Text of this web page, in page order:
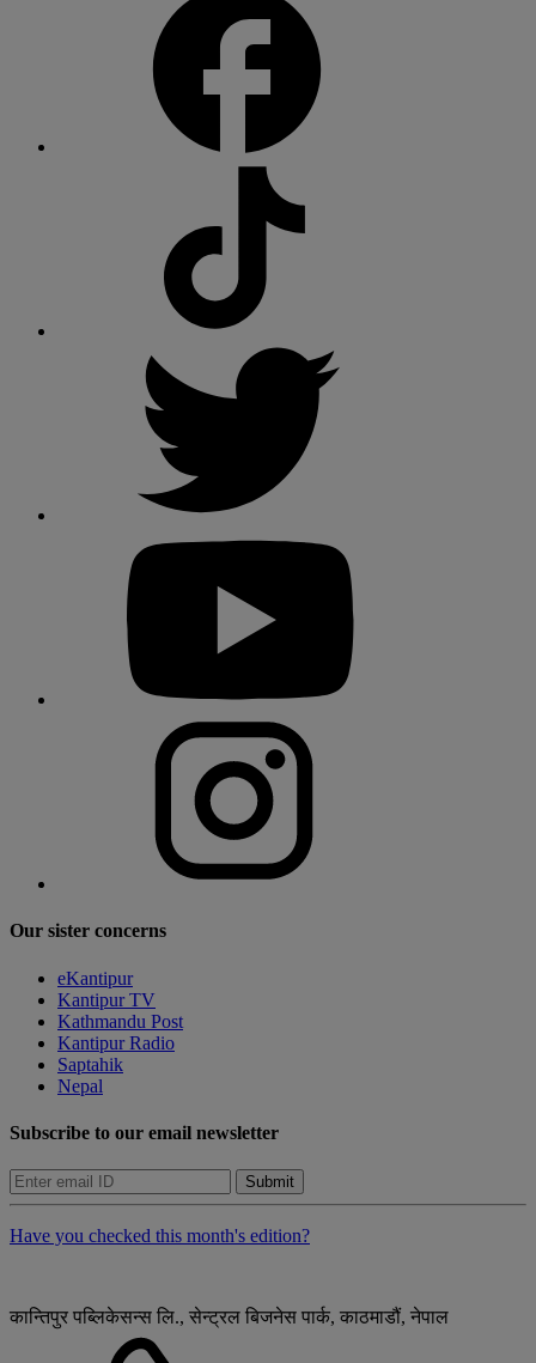
Our sister concerns
eKantipur
Kantipur TV
Kathmandu Post
Kantipur Radio
Saptahik
Nepal
Subscribe to our email newsletter
Submit
Have you checked this month's edition?
कान्तिपुर पब्लिकेसन्स लि., सेन्ट्रल बिजनेस पार्क, काठमाडौं, नेपाल